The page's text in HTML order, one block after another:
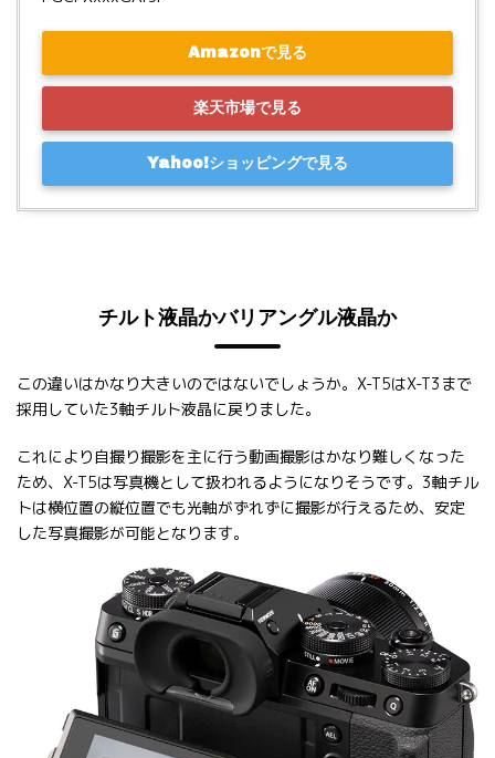
Amazonで見る
楽天市場で見る
Yahoo!ショッピングで見る
チルト液晶かバリアングル液晶か
この違いはかなり大きいのではないでしょうか。X-T5はX-T3まで
採用していた3軸チルト液晶に戻りました。
これにより自撮り撮影を主に行う動画撮影はかなり難しくなった
ため、X-T5は写真機として扱われるようになりそうです。3軸チル
トは横位置の縦位置でも光軸がずれずに撮影が行えるため、安定
した写真撮影が可能となります。